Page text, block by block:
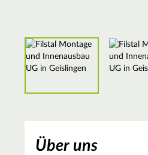
Über uns